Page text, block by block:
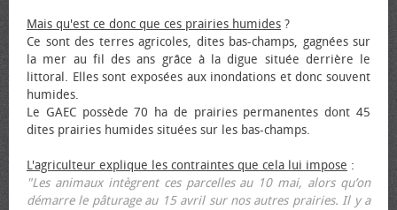
Mais qu'est ce donc que ces prairies humides ?
Ce sont des terres agricoles, dites bas-champs, gagnées sur
la mer au fil des ans grâce à la digue située derrière le
littoral. Elles sont exposées aux inondations et donc souvent
humides.
Le GAEC possède 70 ha de prairies permanentes dont 45
dites prairies humides situées sur les bas-champs.
L'agriculteur explique les contraintes que cela lui impose :
"Les animaux intègrent ces parcelles au 10 mai, alors qu’on
démarre le pâturage au 15 avril sur nos autres prairies. Il y a